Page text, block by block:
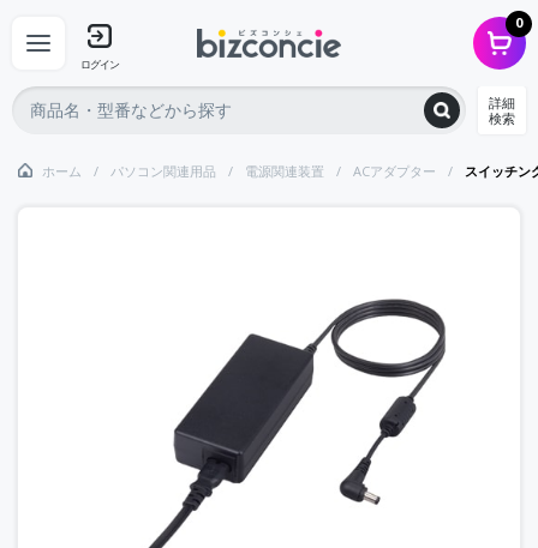
ログイン
0
詳細
検索
ホーム パソコン関連用品 電源関連装置 ACアダプター スイッチン